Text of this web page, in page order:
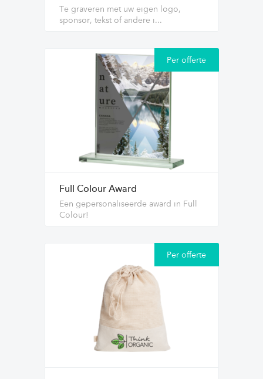
Te graveren met uw eigen logo,
sponsor, tekst of andere i...
Per offerte
Full Colour Award
Een gepersonaliseerde award in Full
Colour!
Per offerte